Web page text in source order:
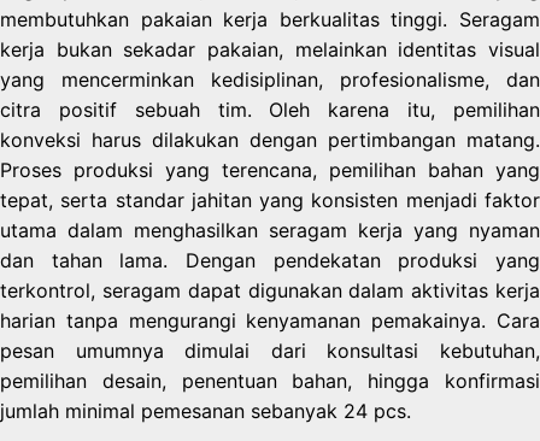
membutuhkan pakaian kerja berkualitas tinggi. Seragam
kerja bukan sekadar pakaian, melainkan identitas visual
yang mencerminkan kedisiplinan, profesionalisme, dan
citra positif sebuah tim. Oleh karena itu, pemilihan
konveksi harus dilakukan dengan pertimbangan matang.
Proses produksi yang terencana, pemilihan bahan yang
tepat, serta standar jahitan yang konsisten menjadi faktor
utama dalam menghasilkan seragam kerja yang nyaman
dan tahan lama. Dengan pendekatan produksi yang
terkontrol, seragam dapat digunakan dalam aktivitas kerja
harian tanpa mengurangi kenyamanan pemakainya. Cara
pesan umumnya dimulai dari konsultasi kebutuhan,
pemilihan desain, penentuan bahan, hingga konfirmasi
jumlah minimal pemesanan sebanyak 24 pcs.